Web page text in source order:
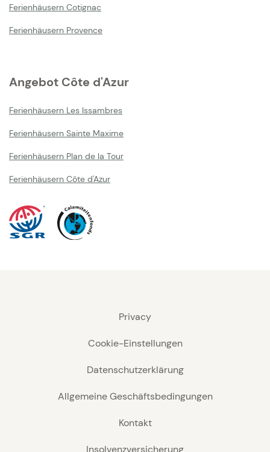
Ferienhäusern Cotignac
Ferienhäusern Provence
Angebot Côte d'Azur
Ferienhäusern Les Issambres
Ferienhäusern Sainte Maxime
Ferienhäusern Plan de la Tour
Ferienhäusern Côte d'Azur
Privacy
Cookie-Einstellungen
Datenschutzerklärung
Allgemeine Geschäftsbedingungen
Kontakt
Insolvenzversicherung